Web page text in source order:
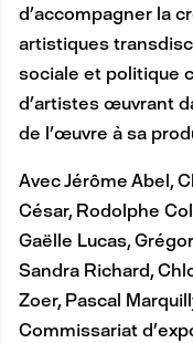
E
d’accompagner la
artistiques
sociale et politique
d’artistes œuvrant
de l’œuvre à sa
Avec Jérôme Abel,
César, Rodolphe
Gaëlle Lucas,
Sandra Richard,
Zoer, Pascal
Commissariat